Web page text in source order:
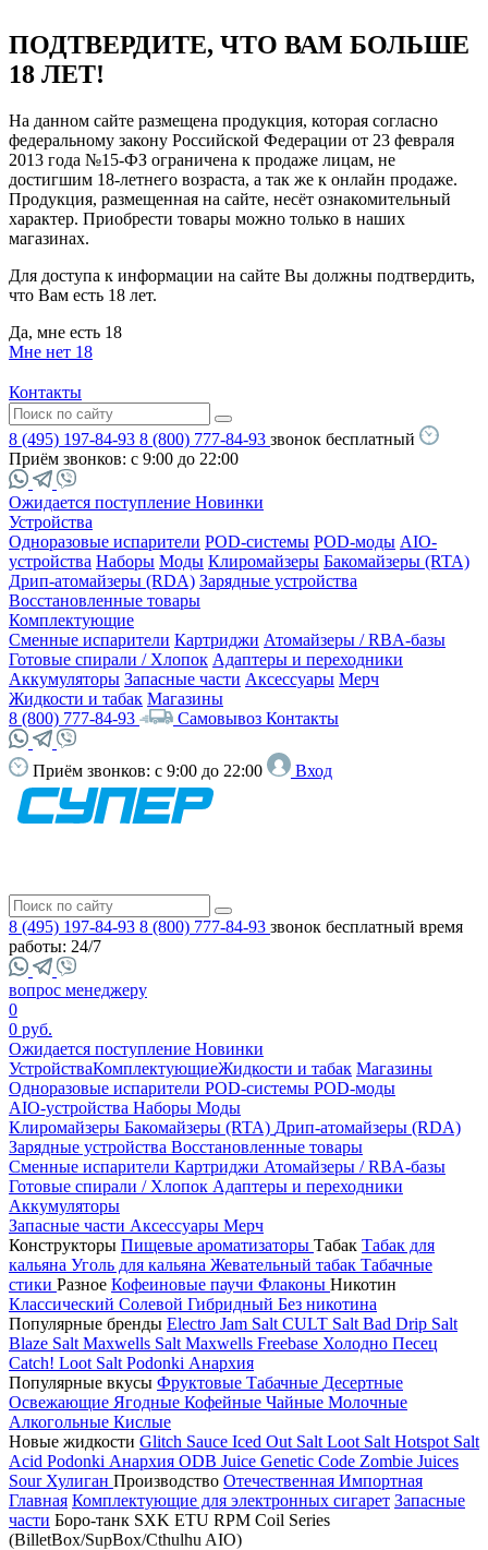
ПОДТВЕРДИТЕ, ЧТО ВАМ БОЛЬШЕ
18 ЛЕТ!
На данном сайте размещена продукция, которая согласно
федеральному закону Российской Федерации от 23 февраля
2013 года №15-ФЗ ограничена к продаже лицам, не
достигшим 18-летнего возраста, а так же к онлайн продаже.
Продукция, размещенная на сайте, несёт ознакомительный
характер. Приобрести товары можно только в наших
магазинах.
Для доступа к информации на сайте Вы должны подтвердить,
что Вам есть 18 лет.
Да, мне есть 18
Мне нет 18
Контакты
8 (495) 197-84-93 8 (800) 777-84-93 звонок бесплатный
Приём звонков: с 9:00 до 22:00
Ожидается поступление Новинки
Устройства
Одноразовые испарители POD-системы POD-моды AIO-
устройства Наборы Моды Клиромайзеры Бакомайзеры (RTA)
Дрип-атомайзеры (RDA) Зарядные устройства
Восстановленные товары
Комплектующие
Сменные испарители Картриджи Атомайзеры / RBA-базы
Готовые спирали / Хлопок Адаптеры и переходники
Аккумуляторы Запасные части Аксессуары Мерч
Жидкости и табак Магазины
8 (800) 777-84-93
Самовывоз Контакты
Приём звонков: с 9:00 до 22:00 Вход
8 (495) 197-84-93 8 (800) 777-84-93 звонок бесплатный время
работы: 24/7
вопрос менеджеру
0
0 руб.
Ожидается поступление Новинки
УстройстваКомплектующиеЖидкости и табак Магазины
Одноразовые испарители POD-системы POD-моды
AIO-устройства Наборы Моды
Клиромайзеры Бакомайзеры (RTA) Дрип-атомайзеры (RDA)
Зарядные устройства Восстановленные товары
Сменные испарители Картриджи Атомайзеры / RBA-базы
Готовые спирали / Хлопок Адаптеры и переходники
Аккумуляторы
Запасные части Аксессуары Мерч
Конструкторы Пищевые ароматизаторы Табак Табак для
кальяна Уголь для кальяна Жевательный табак Табачные
стики Разное Кофеиновые паучи Флаконы Никотин
Классический Солевой Гибридный Без никотина
Популярные бренды Electro Jam Salt CULT Salt Bad Drip Salt
Blaze Salt Maxwells Salt Maxwells Freebase Холодно Песец
Catch! Loot Salt Podonki Анархия
Популярные вкусы Фруктовые Табачные Десертные
Освежающие Ягодные Кофейные Чайные Молочные
Алкогольные Кислые
Новые жидкости Glitch Sauce Iced Out Salt Loot Salt Hotspot Salt
Acid Podonki Анархия ODB Juice Genetic Code Zombie Juices
Sour Хулиган Производство Отечественная Импортная
Главная Комплектующие для электронных сигарет Запасные
части Боро-танк SXK ETU RPM Coil Series
(BilletBox/SupBox/Cthulhu AIO)